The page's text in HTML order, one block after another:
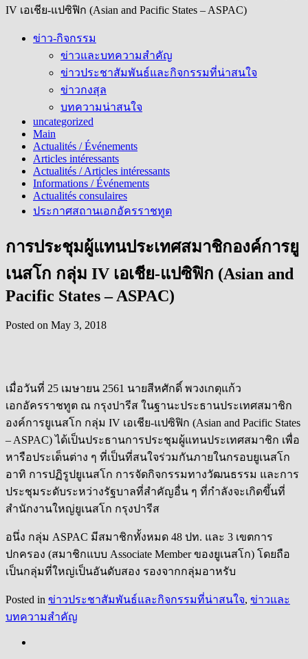
IV เอเชีย-แปซิฟิก (Asian and Pacific States – ASPAC)
ข่าว-กิจกรรม
ข่าวและบทความสำคัญ
ข่าวประชาสัมพันธ์และกิจกรรมที่น่าสนใจ
ข่าวกงสุล
บทความน่าสนใจ
uncategorized
Main
Actualités / Événements
Articles intéressants
Actualités / Articles intéressants
Informations / Événements
Actualités consulaires
ประกาศสถานเอกอัครราชทูต
การประชุมผู้แทนประเทศสมาชิกองค์การยู
เนสโก กลุ่ม IV เอเชีย-แปซิฟิก (Asian and
Pacific States – ASPAC)
Posted on May 3, 2018
เมื่อวันที่ 25 เมษายน 2561 นายสีหศักดิ์ พวงเกตุแก้ว
เอกอัครราชทูต ณ กรุงปารีส ในฐานะประธานประเทศสมาชิก
องค์การยูเนสโก กลุ่ม IV เอเชีย-แปซิฟิก (Asian and Pacific States
– ASPAC) ได้เป็นประธานการประชุมผู้แทนประเทศสมาชิก เพื่อ
หารือประเด็นต่าง ๆ ที่เป็นที่สนใจร่วมกันภายในกรอบยูเนสโก
อาทิ การปฏิรูปยูเนสโก การจัดกิจกรรมทางวัฒนธรรม และการ
ประชุมระดับระหว่างรัฐบาลที่สำคัญอื่น ๆ ที่กำลังจะเกิดขึ้นที่
สำนักงานใหญ่ยูเนสโก กรุงปารีส
อนึ่ง กลุ่ม ASPAC มีสมาชิกทั้งหมด 48 ปท. และ 3 เขตการ
ปกครอง (สมาชิกแบบ Associate Member ของยูเนสโก) โดยถือ
เป็นกลุ่มที่ใหญ่เป็นอันดับสอง รองจากกลุ่มอาหรับ
Posted in ข่าวประชาสัมพันธ์และกิจกรรมที่น่าสนใจ, ข่าวและ
บทความสำคัญ